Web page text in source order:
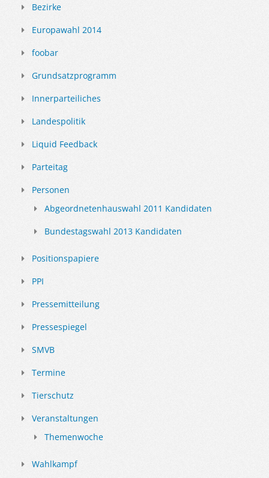
Bezirke
Europawahl 2014
foobar
Grundsatzprogramm
Innerparteiliches
Landespolitik
Liquid Feedback
Parteitag
Personen
Abgeordnetenhauswahl 2011 Kandidaten
Bundestagswahl 2013 Kandidaten
Positionspapiere
PPI
Pressemitteilung
Pressespiegel
SMVB
Termine
Tierschutz
Veranstaltungen
Themenwoche
Wahlkampf